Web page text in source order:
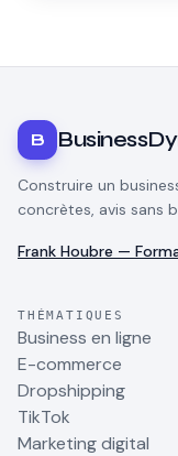
B
Construire un
concrètes, avis sans
Frank Houbre —
THÉMATIQUES
Business en ligne
E-commerce
Dropshipping
TikTok
Marketing digital